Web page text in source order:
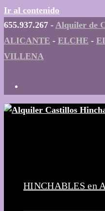
Ir al contenido
655.937.267 - Alquiler de
ALICANTE - ELCHE -
VILLENA
HINCHABLES en